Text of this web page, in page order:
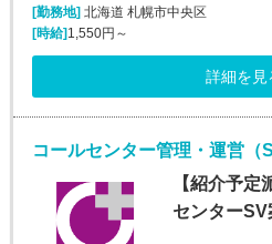
[勤務地]北海道 札幌市中央区
[時給]1,550円～
詳細を見
【紹介予
センター